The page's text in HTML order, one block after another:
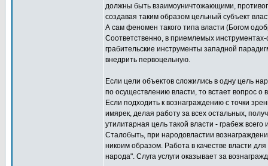
должны быть взаимоуничтожающими,
создавая таким образом цельный субъект
А сам феномен такого типа власти (Богом
Соответственно, в приемлемых
грабительские инструменты западной
внедрить первоцельную.
Если цели объектов сложились в одну цель
по осуществлению власти, то встает вопрос о
Если подходить к вознаграждению с точки
имярек, делая работу за всех остальных,
утилитарная цель такой власти - грабеж
Сталобыть, при народовластии
никоим образом. Работа в качестве власти
народа". Слуга услуги оказывает за